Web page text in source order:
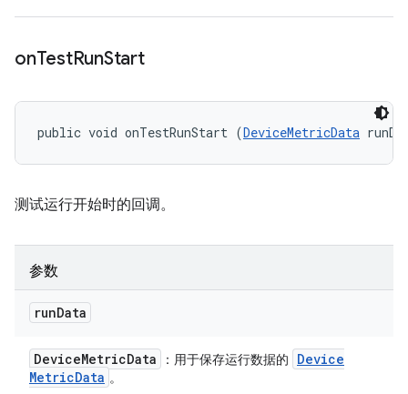
onTestRunStart
public void onTestRunStart (DeviceMetricData
测试运行开始时的回调。
参数
runData
DeviceMetricData ：用于保存运行数据的
Device
MetricData 。